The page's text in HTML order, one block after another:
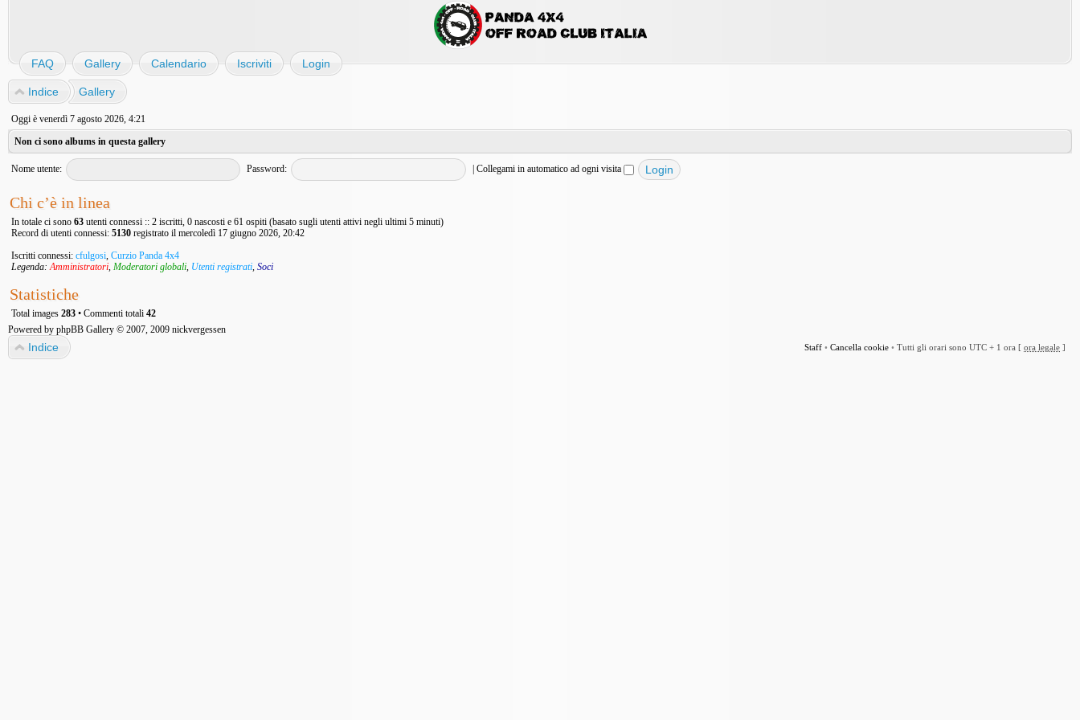
FAQ Gallery Calendario Iscriviti Login
Indice Gallery
Oggi è venerdì 7 agosto 2026, 4:21
Non ci sono albums in questa gallery
Nome utente: Password: | Collegami in automatico ad ogni visita
Chi c’è in linea
In totale ci sono 63 utenti connessi :: 2 iscritti, 0 nascosti e 61 ospiti (basato sugli utenti attivi negli ultimi 5 minuti)
Record di utenti connessi: 5130 registrato il mercoledì 17 giugno 2026, 20:42
Iscritti connessi: cfulgosi, Curzio Panda 4x4
Legenda:Amministratori, Moderatori globali, Utenti registrati, Soci
Statistiche
Total images 283 • Commenti totali 42
Powered by phpBB Gallery © 2007, 2009 nickvergessen
Staff • Cancella cookie • Tutti gli orari sono UTC + 1 ora [ ora legale ]
Indice